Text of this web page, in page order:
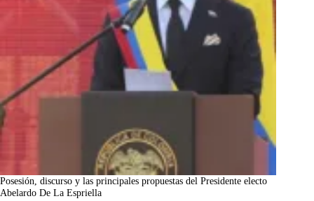
Posesión, discurso y las principales propuestas del Presidente electo
Abelardo De La Espriella